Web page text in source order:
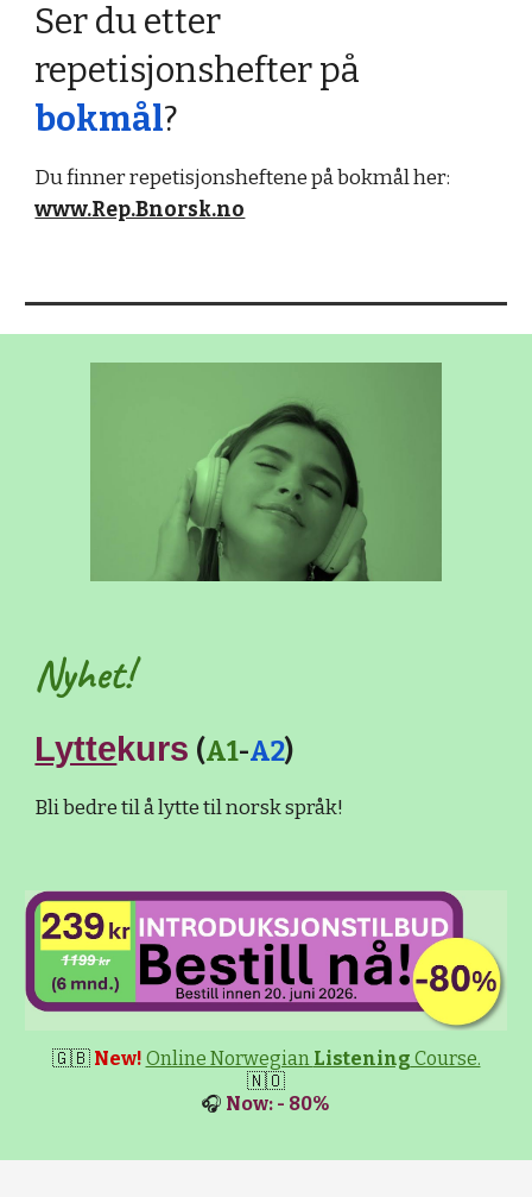
Ser du etter
repetisjonshefter på
bokmål?
Du finner repetisjonsheftene på bokmål her:
www.Rep.Bnorsk.no
Nyhet!
Lyttekurs (A1-A2)
Bli bedre til å lytte til norsk språk!
🇬🇧 New! Online Norwegian Listening Course.
🇳🇴
🎧 Now: - 80%